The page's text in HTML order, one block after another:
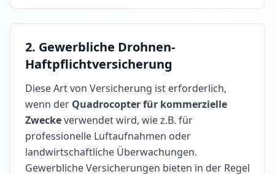
2. Gewerbliche Drohnen-
Haftpflichtversicherung
Diese Art von Versicherung ist erforderlich,
wenn der Quadrocopter für kommerzielle
Zweckeverwendet wird, wie z.B. für
professionelle Luftaufnahmen oder
landwirtschaftliche Überwachungen.
Gewerbliche Versicherungen bieten in der Regel